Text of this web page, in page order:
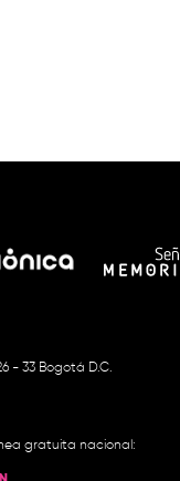
- 33 Bogotá D.C.
gratuita nacional: